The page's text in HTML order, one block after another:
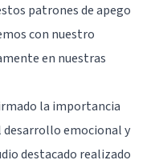
patrones de apego
con nuestro
en nuestras
la importancia
desarrollo emocional y
destacado realizado